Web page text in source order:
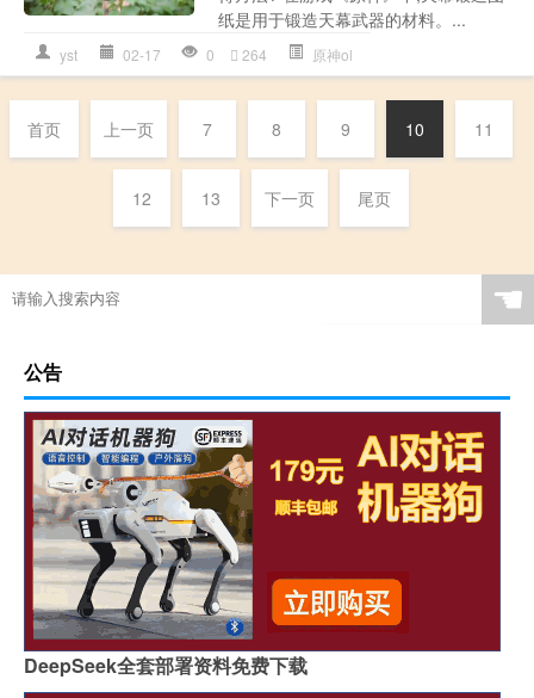
纸是用于锻造天幕武器的材料。...
yst 02-17 0 264 原神ol
首页 上一页 7 8 9 10 11
12 13 下一页 尾页
☚
公告
DeepSeek全套部署资料免费下载